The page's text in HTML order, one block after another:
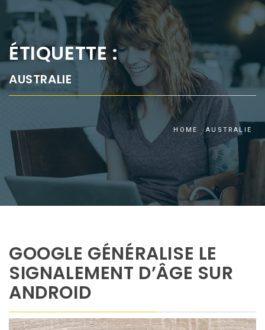
ÉTIQUETTE :
AUSTRALIE
HOME AUSTRALIE
GOOGLE GÉNÉRALISE LE
SIGNALEMENT D’ÂGE SUR
ANDROID